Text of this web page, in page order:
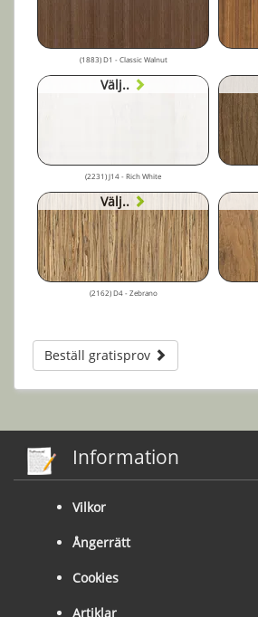
(1883) D1 - Classic Walnut
Välj..
(2231) J14 - Rich White
Välj..
(2162) D4 - Zebrano
Beställ gratisprov
Information
Vilkor
Ångerrätt
Cookies
Artiklar